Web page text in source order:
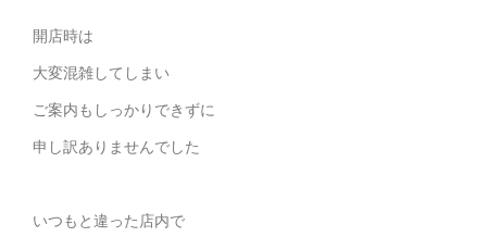
開店時は
大変混雑してしまい
ご案内もしっかりできずに
申し訳ありませんでした
いつもと違った店内で